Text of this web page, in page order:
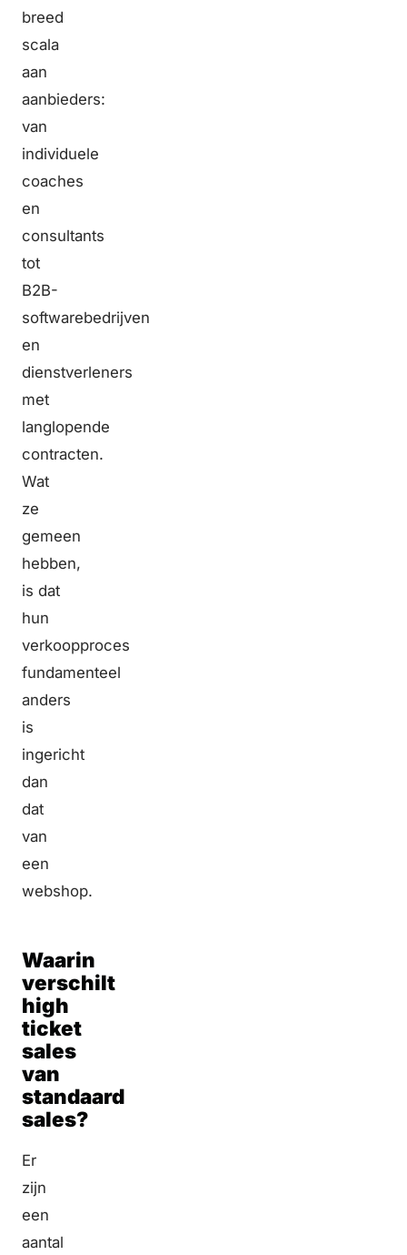
breed
scala
aan
aanbieders:
van
individuele
coaches
en
consultants
tot
B2B-
softwarebedrijven
en
dienstverleners
met
langlopende
contracten.
Wat
ze
gemeen
hebben,
is dat
hun
verkoopproces
fundamenteel
anders
is
ingericht
dan
dat
van
een
webshop.
Waarin
verschilt
high
ticket
sales
van
standaard
sales?
Er
zijn
een
aantal